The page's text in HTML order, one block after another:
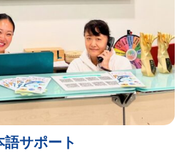
サポート